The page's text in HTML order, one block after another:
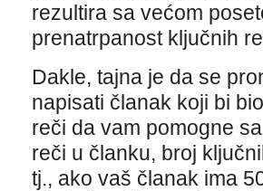
rezultira sa većom
prenatrpanost ključnih
Dakle, tajna je da se
napisati članak koji bi
reči da vam pomogne
reči u članku, broj
tj., ako vaš članak ima